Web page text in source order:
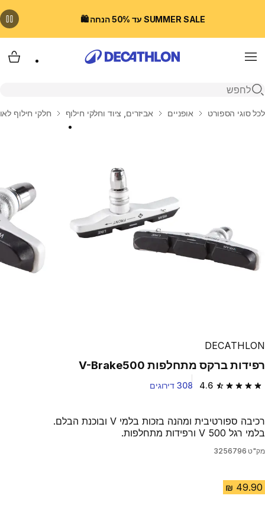
SUMMER SALE עד 50% הנחה 🛍️
Menu
פתיחת חיפוש
בית
לכל סוגי הספורט אופניים אביזרים, ציוד וחלקי חילוף חלקי חילוף
DECATHLON
רפידות ברקס מתחלפות V-Brake500
4.6 4.6 out of 5 stars from 308 reviews 308 דירוגים
רכיבה ספורטיבית ומהנה בזכות בלמי V ובוכנת הבלם.
בלמי רגל 500 V ורפידות מתחלפות.
מק"ט 3256796